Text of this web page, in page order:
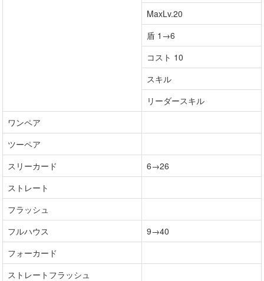
MaxLv.20
盾 1→6
コスト 10
スキル
リーダースキル
ワンペア
ツーペア
スリーカード
6→26
ストレート
フラッシュ
フルハウス
9→40
フォーカード
ストレートフラッシュ